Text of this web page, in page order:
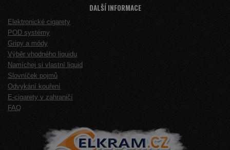
DALŠÍ INFORMACE
Elektronické cigarety
POD systémy
Gripy a módy
Výběr vhodného liquidu
Namíchej si vlastní liquid
Slovníček pojmů
Odvykání kouření
E-cigarety v zahraničí
FAQ